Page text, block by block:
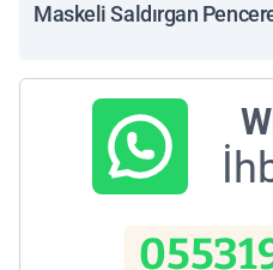
Maskeli Saldırgan